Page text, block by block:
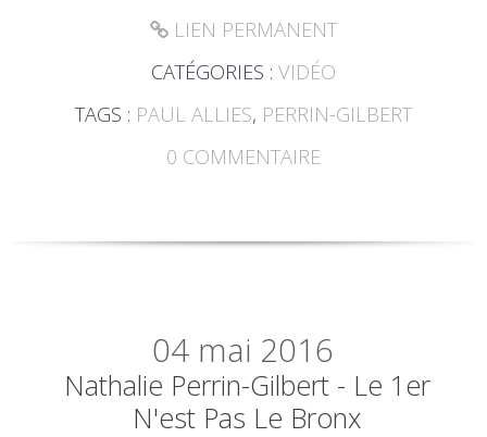
LIEN PERMANENT
CATÉGORIES : VIDÉO
TAGS : PAUL ALLIES, PERRIN-GILBERT
0 COMMENTAIRE
04 mai 2016
Nathalie Perrin-Gilbert - Le 1er
N'est Pas Le Bronx